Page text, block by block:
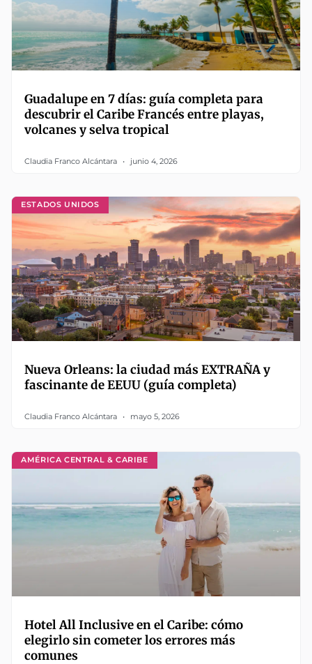
Guadalupe en 7 días: guía completa para
descubrir el Caribe Francés entre playas,
volcanes y selva tropical
Claudia Franco Alcántara junio 4, 2026
ESTADOS UNIDOS
Nueva Orleans: la ciudad más EXTRAÑA y
fascinante de EEUU (guía completa)
Claudia Franco Alcántara mayo 5, 2026
AMÉRICA CENTRAL & CARIBE
Hotel All Inclusive en el Caribe: cómo
elegirlo sin cometer los errores más
comunes